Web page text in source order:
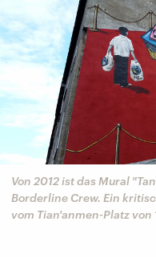
Von 2012 ist das Mural
Borderline Crew. Ein
vom Tian'anmen-Platz